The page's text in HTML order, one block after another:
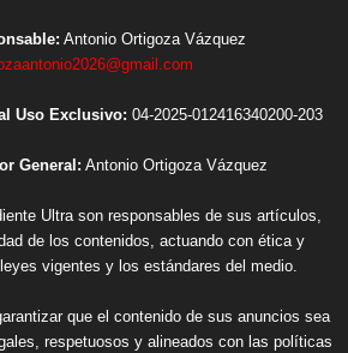
Antonio Ortigoza Vázquez
Uso Exclusivo: 04-2025-012416340200-203
General: Antonio Ortigoza Vázquez
Ultra son responsables de sus artículos,
de los contenidos, actuando con ética y
vigentes y los estándares del medio.
que el contenido de sus anuncios sea
respetuosos y alineados con las políticas